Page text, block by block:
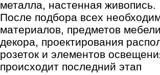
металла, настенная живопись.
После подбора всех
материалов, предметов
декора, проектирования
розеток и элементов
происходит последний этап